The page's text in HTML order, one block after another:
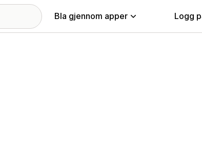
Bla gjennom apper Logg